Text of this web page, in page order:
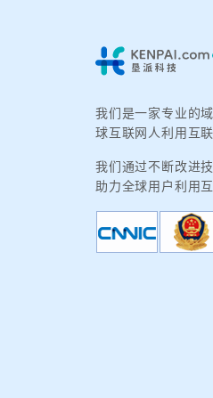
我们是一家专业的
球互联网人利用互
我们通过不断改进
助力全球用户利用